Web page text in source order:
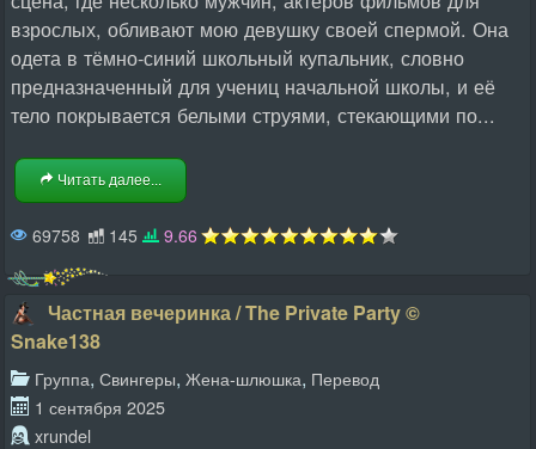
взрослых, обливают мою девушку своей спермой. Она
одета в тёмно-синий школьный купальник, словно
предназначенный для учениц начальной школы, и её
тело покрывается белыми струями, стекающими по...
Читать далее...
69758 145 9.66
Частная вечеринка / The Private Party ©
Snake138
Группа, Свингеры, Жена-шлюшка, Перевод
1 сентября 2025
xrundel